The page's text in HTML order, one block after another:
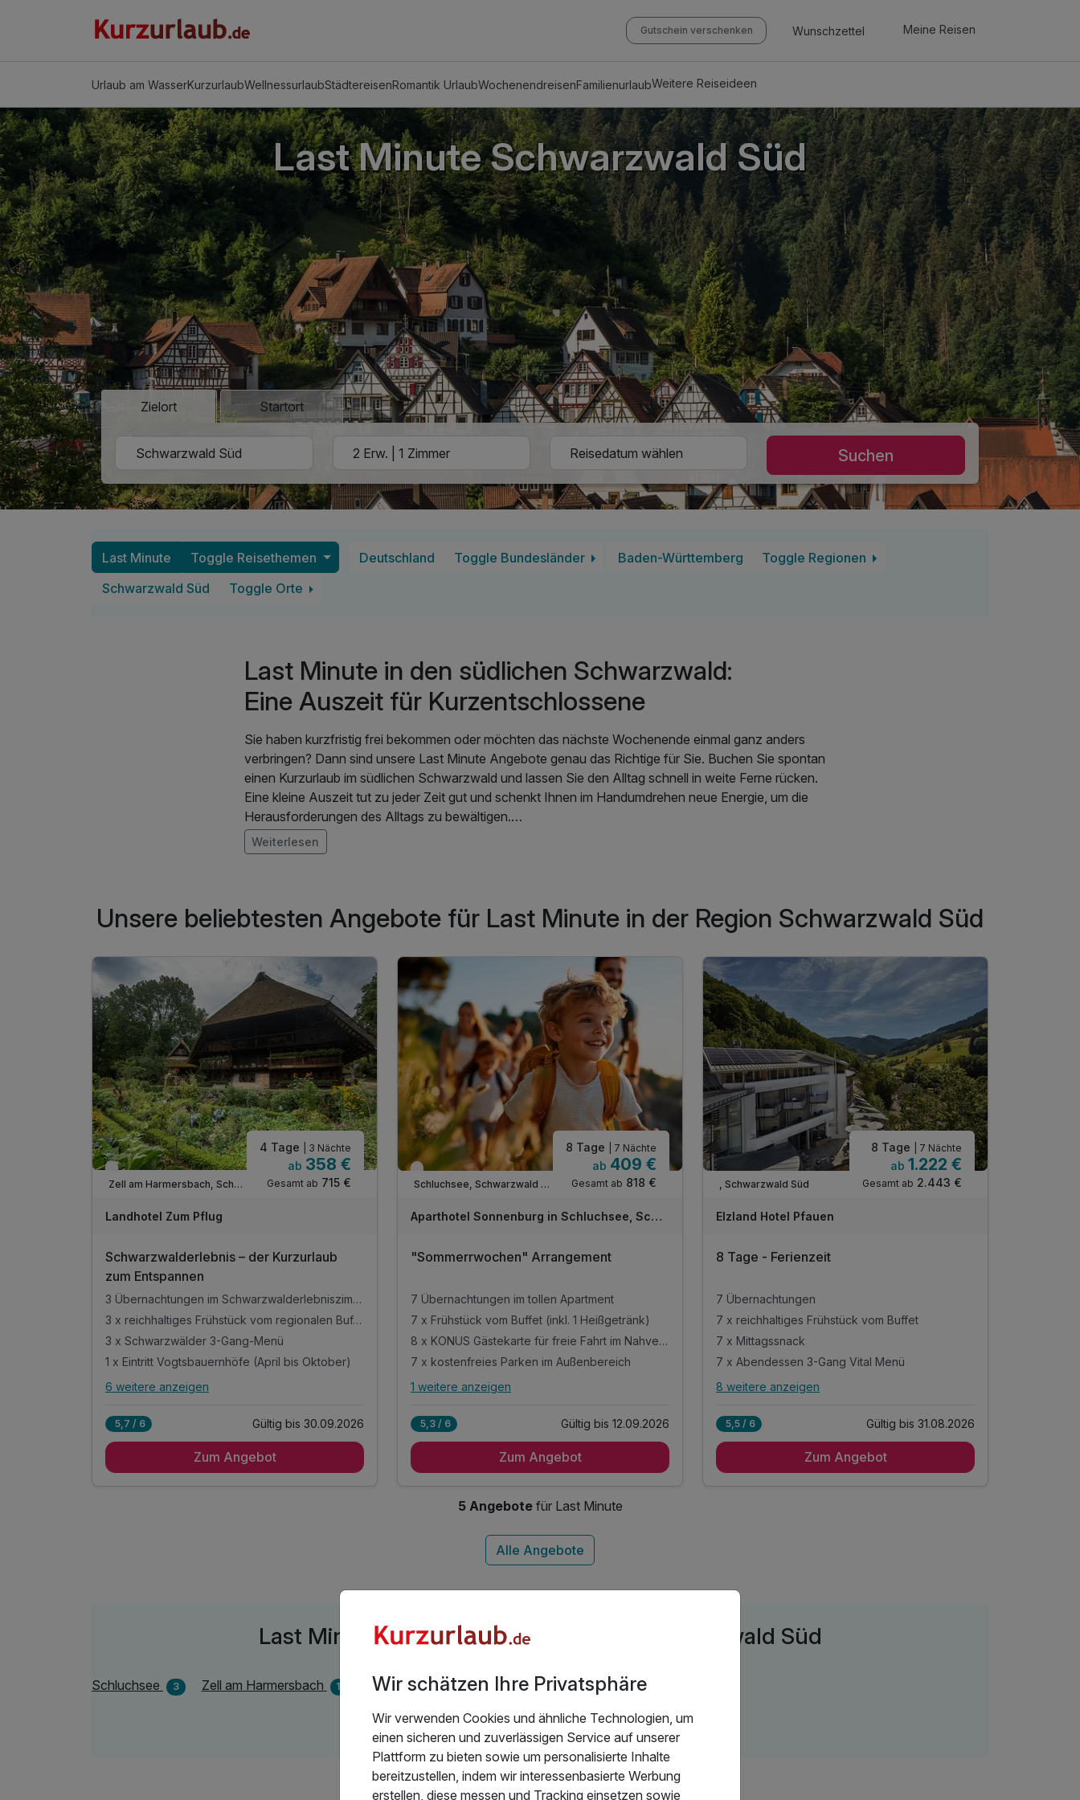
Gutschein verschenken Wunschzettel Meine Reisen
Urlaub am WasserKurzurlaubWellnessurlaubStädtereisenRomantik UrlaubWochenendreisenFamilienurlaubWeitere Reiseideen
Last Minute Schwarzwald Süd
Zielort Startort
Suchen
Last Minute Toggle Reisethemen Deutschland Toggle Bundesländer Baden-Württemberg
Toggle Regionen
Schwarzwald Süd
Toggle Orte
Last Minute in den südlichen Schwarzwald:
Eine Auszeit für Kurzentschlossene
Sie haben kurzfristig frei bekommen oder möchten das nächste Wochenende einmal ganz anders
verbringen? Dann sind unsere Last Minute Angebote genau das Richtige für Sie. Buchen Sie spontan
einen Kurzurlaub im südlichen Schwarzwald und lassen Sie den Alltag schnell in weite Ferne rücken.
Eine kleine Auszeit tut zu jeder Zeit gut und schenkt Ihnen im Handumdrehen neue Energie, um die
Herausforderungen des Alltags zu bewältigen.
Last Minute in den südlichen Schwarzwald
Arrangements und Kuschelwochenenden ebenso wie spezielle Angebote für Aktivurlauber und
Familien.
Weiterlesen
Unsere beliebtesten Angebote für Last Minute in der Region Schwarzwald Süd
Nur noch bis September
Zell am Harmersbach, Schwarzwald Süd
4 Tage | 3 Nächte
ab 358 €
Gesamt ab 715 €
Landhotel Zum Pflug
Schwarzwalderlebnis – der Kurzurlaub
zum Entspannen
3 Übernachtungen im Schwarzwalderlebniszimmer
3 x reichhaltiges Frühstück vom regionalen Buffet
3 x Schwarzwälder 3-Gang-Menü
1 x Eintritt Vogtsbauernhöfe (April bis Oktober)
Alle Inklusivleistungen
Schwarzwalderlebniszimmer
3 x reichhaltiges Frühstück vom regionalen
6 weitere anzeigen
5,7 / 6 Gültig bis 30.09.2026
Zum Angebot
Wieder frei ab September
Schluchsee, Schwarzwald Süd
8 Tage | 7 Nächte
ab 409 €
Gesamt ab 818 €
Aparthotel Sonnenburg in Schluchsee, Schwarzwald
"Sommerrwochen" Arrangement
7 Übernachtungen im tollen Apartment
7 x Frühstück vom Buffet (inkl. 1 Heißgetränk)
8 x KONUS Gästekarte für freie Fahrt im Nahverkehr
7 x kostenfreies Parken im Außenbereich
Alle Inklusivleistungen
7 x Frühstück vom Buffet (inkl. 1 Heißgetränk)
7 x kostenfreies Parken im Außenbereich
1 weitere anzeigen
5,3 / 6 Gültig bis 12.09.2026
Zum Angebot
, Schwarzwald Süd
8 Tage | 7 Nächte
ab 1.222 €
Gesamt ab 2.443 €
Elzland Hotel Pfauen
8 Tage - Ferienzeit
7 Übernachtungen
7 x reichhaltiges Frühstück vom Buffet
7 x Mittagssnack
7 x Abendessen 3-Gang Vital Menü
Alle Inklusivleistungen
7 x reichhaltiges Frühstück vom Buffet
Wanderkarte mit 30 Tourenvorschläge
8 weitere anzeigen
5,5 / 6 Gültig bis 31.08.2026
Zum Angebot
5 Angebotefür Last Minute
Last Minute in den Orten der Region Schwarzwald Süd
Schluchsee 3 Zell am Harmersbach 1
Entdecke Orte
Wir schätzen Ihre Privatsphäre
Wir verwenden Cookies und ähnliche Technologien, um
einen sicheren und zuverlässigen Service auf unserer
Plattform zu bieten sowie um personalisierte Inhalte
bereitzustellen, indem wir interessenbasierte Werbung
erstellen, diese messen und Tracking einsetzen sowie